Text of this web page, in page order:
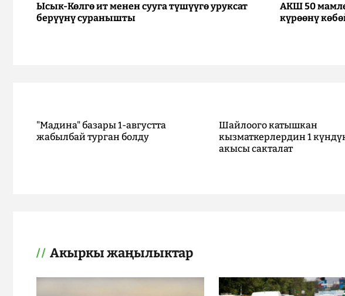
Ысык-Көлгө ит менен сууга түшүүгө уруксат
берүүнү суранышты
АКШ 50
күрөөнү
"Мадина" базары 1-августта
жабылбай турган болду
Шайлоого катышкан
кызматкерлердин 1
акысы сакталат
Акыркы жаңылыктар